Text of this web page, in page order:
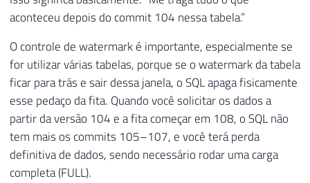
aconteceu depois do commit 104 nessa tabela.”
O controle de watermark é importante, especialmente se
for utilizar várias tabelas, porque se o watermark da tabela
ficar para trás e sair dessa janela, o SQL apaga fisicamente
esse pedaço da fita. Quando você solicitar os dados a
partir da versão 104 e a fita começar em 108, o SQL não
tem mais os commits 105–107, e você terá perda
definitiva de dados, sendo necessário rodar uma carga
completa (FULL).